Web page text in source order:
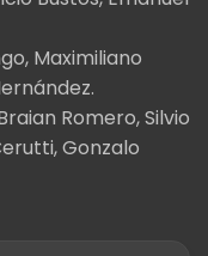
Maximiliano
Romero, Silvio
Gonzalo